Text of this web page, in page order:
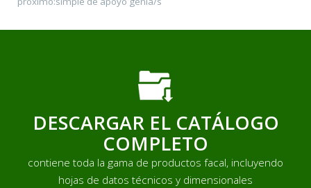
DESCARGAR EL CATÁLOGO
COMPLETO
contiene toda la gama de productos facal, incluyendo
hojas de datos técnicos y dimensionales